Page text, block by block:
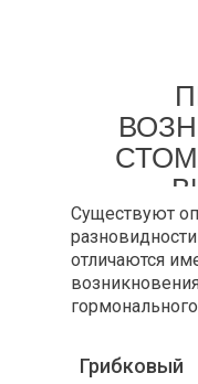
Существуют
отличаются
Грибковый